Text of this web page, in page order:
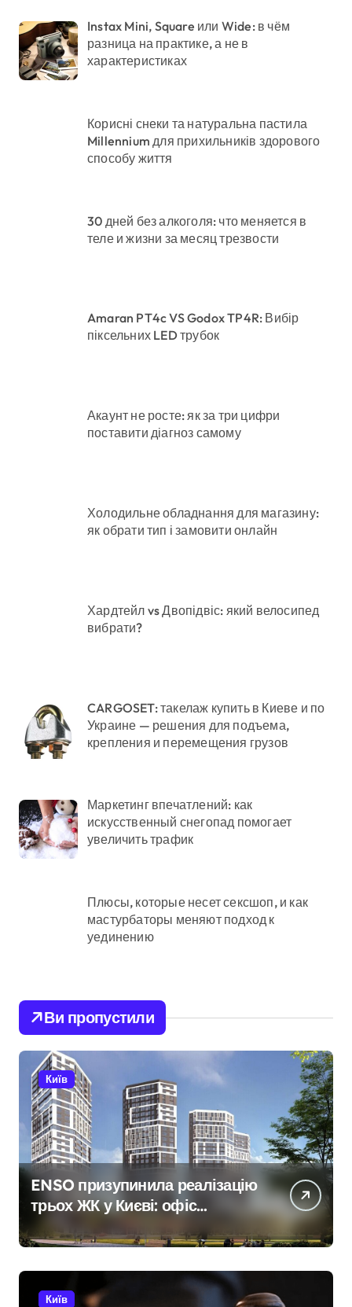
Instax Mini, Square или Wide: в чём
разница на практике, а не в
характеристиках
Корисні снеки та натуральна пастила
Millennium для прихильників здорового
способу життя
30 дней без алкоголя: что меняется в
теле и жизни за месяц трезвости
Amaran PT4c VS Godox TP4R: Вибір
піксельних LED трубок
Акаунт не росте: як за три цифри
поставити діагноз самому
Холодильне обладнання для магазину:
як обрати тип і замовити онлайн
Хардтейл vs Двопідвіс: який велосипед
вибрати?
CARGOSET: такелаж купить в Киеве и по
Украине — решения для подъема,
крепления и перемещения грузов
Маркетинг впечатлений: как
искусственный снегопад помогает
увеличить трафик
Плюсы, которые несет сексшоп, и как
мастурбаторы меняют подход к
уединению
Ви пропустили
Київ
ENSO призупинила реалізацію
трьох ЖК у Києві: офіс
керівник покинув місто
Київ